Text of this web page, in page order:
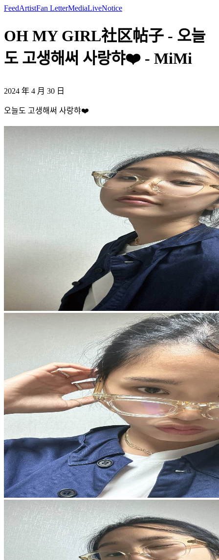
FeedArtistFan LetterMediaLiveNotice
OH MY GIRL社区帖子 - 오늘
도 고생해써 사랑햐❤️ - MiMi
2024 年 4 月 30 日
오늘도 고생해써 사랑햐❤️